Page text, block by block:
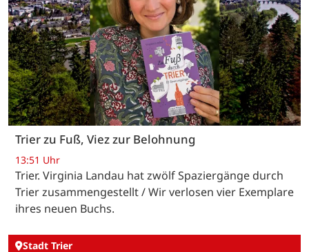
Trier zu Fuß, Viez zur Belohnung
13:51 Uhr
Trier. Virginia Landau hat zwölf Spaziergänge durch
Trier zusammengestellt / Wir verlosen vier Exemplare
ihres neuen Buchs.
Stadt Trier